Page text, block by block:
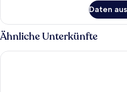
Daten
Ähnliche Unterkünfte
Excalibur Hotel & Casino